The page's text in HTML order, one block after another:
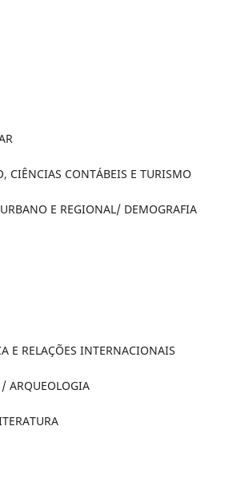
CIÊNCIAS CONTÁBEIS E TURISMO
E REGIONAL/ DEMOGRAFIA
E RELAÇÕES INTERNACIONAIS
ARQUEOLOGIA